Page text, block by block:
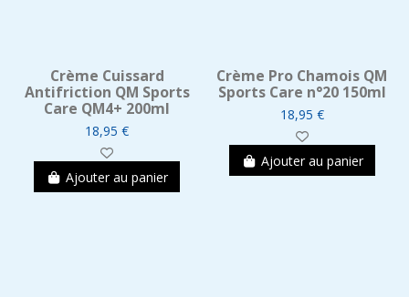
Crème Cuissard
Antifriction QM Sports
Care QM4+ 200ml
18,95 €
Ajouter au panier
Crème Pro Chamois QM
Sports Care n°20 150ml
18,95 €
Ajouter au panier